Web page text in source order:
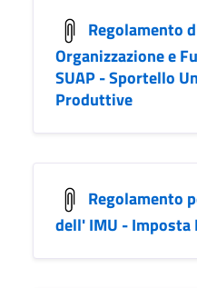
Regolamento
Organizzazione e
SUAP - Sportello
Produttive
Regolamento
dell' IMU -